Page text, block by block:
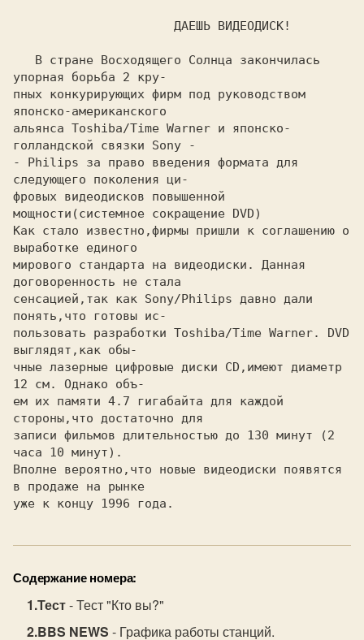
упорная борьба 2 кру-
пных конкурирующих фирм под руководством
японско-американского
альянса Toshiba/Time Warner и японско-
голландской связки Sony -
- Philips за право введения формата для
следующего поколения ци-
фровых видеодисков повышенной
мощности(системное сокращение DVD)
Как стало известно,фирмы пришли к соглашению о
выработке единого
мирового стандарта на видеодиски. Данная
договоренность не стала
сенсацией,так как Sony/Philips давно дали
понять,что готовы ис-
пользовать разработки Toshiba/Time Warner. DVD
выглядят,как обы-
чные лазерные цифровые диски CD,имеют диаметр
12 см. Однако объ-
ем их памяти 4.7 гигабайта для каждой
стороны,что достаточно для
записи фильмов длительностью до 130 минут (2
часа 10 минут).
Вполне вероятно,что новые видеодиски появятся
в продаже на рынке
уже к концу 1996 года.
Содержание номера:
Тест- Тест "Кто вы?"
BBS NEWS - Графика работы станций.